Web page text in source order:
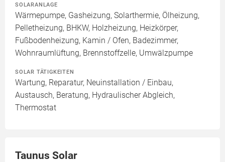
SOLARANLAGE
Wärmepumpe, Gasheizung, Solarthermie, Ölheizung,
Pelletheizung, BHKW, Holzheizung, Heizkörper,
Fußbodenheizung, Kamin / Ofen, Badezimmer,
Wohnraumlüftung, Brennstoffzelle, Umwälzpumpe
SOLAR TÄTIGKEITEN
Wartung, Reparatur, Neuinstallation / Einbau,
Austausch, Beratung, Hydraulischer Abgleich,
Thermostat
Taunus Solar